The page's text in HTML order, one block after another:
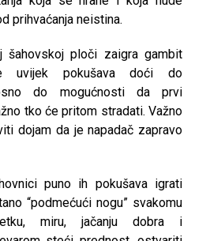
prihvaćanja neistina.
šahovskoj ploči zaigra gambit
uvijek pokušava doći do
do mogućnosti da prvi
tko će pritom stradati. Važno
dojam da je napadač zapravo
puno ih pokušava igrati
“podmećući nogu” svakomu
miru, jačanju dobra i